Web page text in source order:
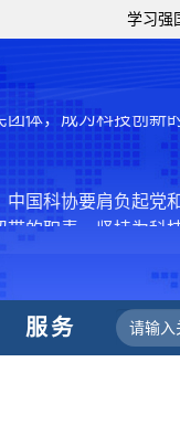
学习强
领广大科技工作者积
争先行动，促进科技
，真正成为党领导下
团体，成为科技创新
科协要肩负起党和
带的职责，坚持为科
服务、为提高全民科
策服务，更广泛地把
，弘扬科学家精神，
、面向未来，增进对
，为全面建设社会主
服务